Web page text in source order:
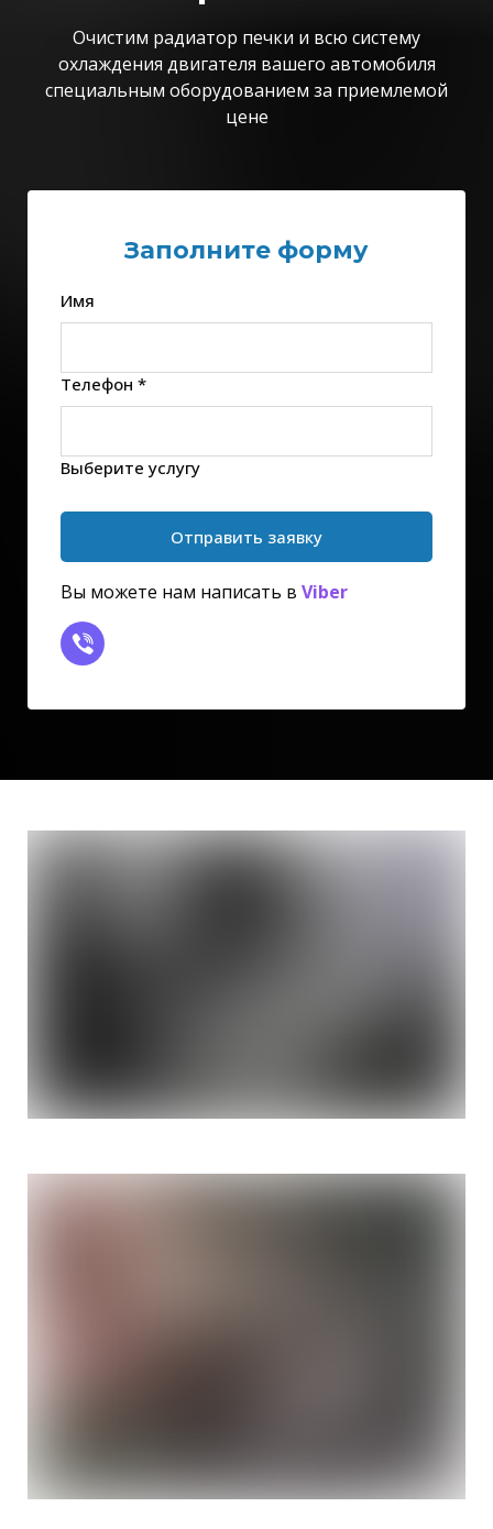
Очистим радиатор печки и всю систему
охлаждения двигателя вашего автомобиля
специальным оборудованием за приемлемой
цене
Заполните форму
Имя
Телефон *
Выберите услугу
Отправить заявку
Вы можете нам написать в Viber